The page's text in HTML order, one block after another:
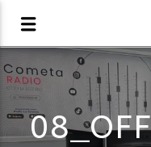
LA COMETA,